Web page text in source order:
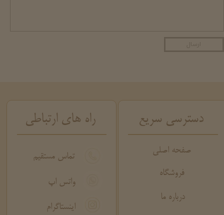
راه های ارتباطی
تماس مستقیم
اینستاگرام
واتس اپ
دسترسی سریع
صفحه اصلی
فروشگاه
درباره ما